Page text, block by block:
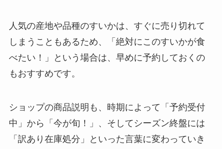
人気の産地や品種のすいかは、すぐに売り切れて
しまうこともあるため、「絶対にこのすいかが食
べたい！」という場合は、早めに予約しておくの
もおすすめです。
ショップの商品説明も、時期によって「予約受付
中」から「今が旬！」、そしてシーズン終盤には
「訳あり在庫処分」といった言葉に変わっていき